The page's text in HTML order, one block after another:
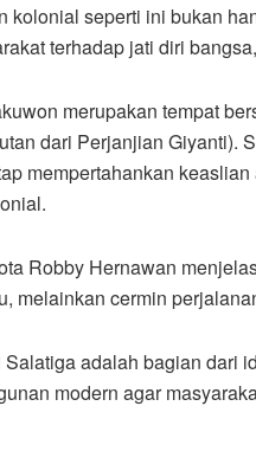
kolonial seperti ini bukan
terhadap jati diri
merupakan tempat
dari Perjanjian Giyanti).
mempertahankan
Robby Hernawan
melainkan cermin
adalah bagian dari
modern agar